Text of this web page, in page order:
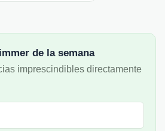
de la semana
imprescindibles directamente